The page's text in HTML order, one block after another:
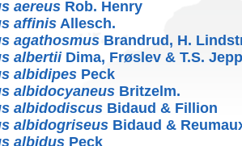
aereus Rob. Henry
affinis Allesch.
agathosmus Brandrud, H.
albertiiDima, Frøslev & T.S.
albidipes Peck
albidocyaneus Britzelm.
albidodiscus Bidaud & Fillion
albidogriseus Bidaud &
albidus Peck